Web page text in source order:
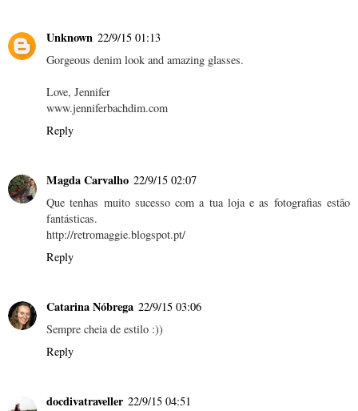
Unknown 22/9/15 01:13
Gorgeous denim look and amazing glasses.
Love, Jennifer
www.jenniferbachdim.com
Reply
Magda Carvalho 22/9/15 02:07
Que tenhas muito sucesso com a tua loja e as fotografias estão
fantásticas.
http://retromaggie.blogspot.pt/
Reply
Catarina Nóbrega 22/9/15 03:06
Sempre cheia de estilo :))
Reply
docdivatraveller 22/9/15 04:51